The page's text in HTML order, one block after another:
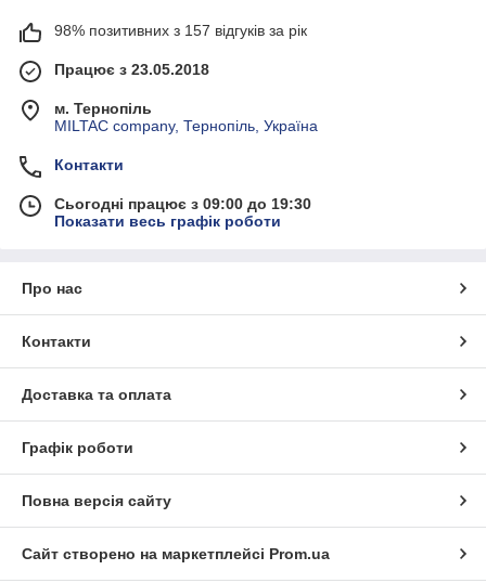
98% позитивних з 157 відгуків за рік
Працює з 23.05.2018
м. Тернопіль
MILTAC company, Тернопіль, Україна
Контакти
Сьогодні працює з 09:00 до 19:30
Показати весь графік роботи
Про нас
Контакти
Доставка та оплата
Графік роботи
Повна версія сайту
Сайт створено на маркетплейсі Prom.ua